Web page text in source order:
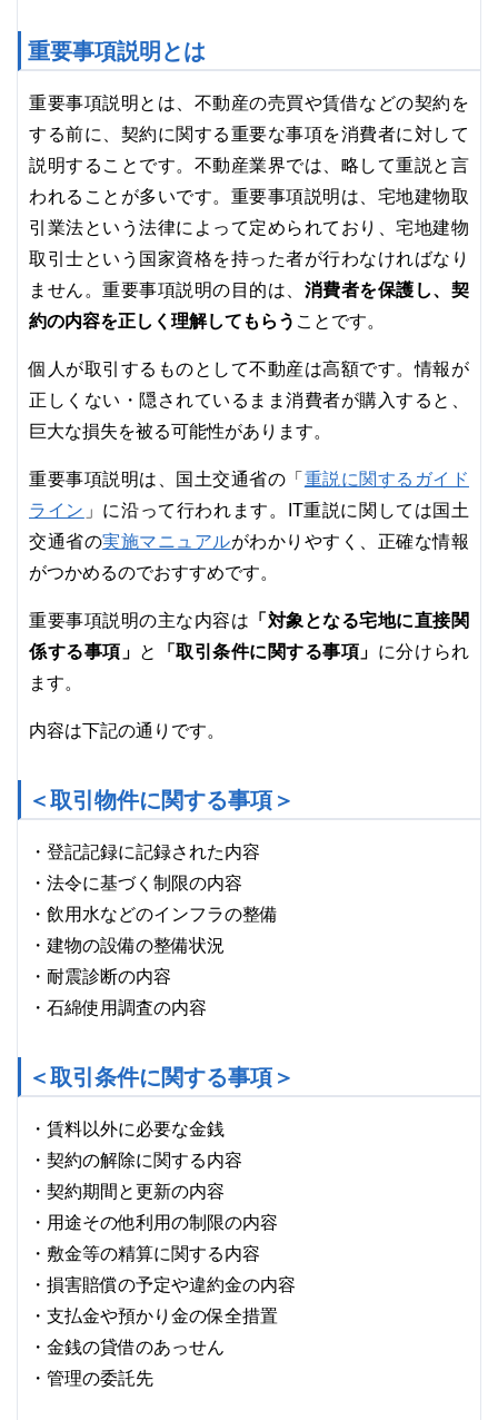
重要事項説明とは
重要事項説明とは、不動産の売買や賃借などの契約を
する前に、契約に関する重要な事項を消費者に対して
説明することです。不動産業界では、略して重説と言
われることが多いです。重要事項説明は、宅地建物取
引業法という法律によって定められており、宅地建物
取引士という国家資格を持った者が行わなければなり
ません。重要事項説明の目的は、 消費者を保護し、契
約の内容を正しく理解してもらう ことです。
個人が取引するものとして不動産は高額です。情報が
正しくない・隠されているまま消費者が購入すると、
巨大な損失を被る可能性があります。
重要事項説明は、国土交通省の「 重説に関するガイド
ライン 」に沿って行われます。IT重説に関しては国土
交通省の実施マニュアルがわかりやすく、正確な情報
がつかめるのでおすすめです。
重要事項説明の主な内容は 「対象となる宅地に直接関
係する事項」 と 「取引条件に関する事項」 に分けられ
ます。
内容は下記の通りです。
＜取引物件に関する事項＞
・登記記録に記録された内容
・法令に基づく制限の内容
・飲用水などのインフラの整備
・建物の設備の整備状況
・耐震診断の内容
・石綿使用調査の内容
＜取引条件に関する事項＞
・賃料以外に必要な金銭
・契約の解除に関する内容
・契約期間と更新の内容
・用途その他利用の制限の内容
・敷金等の精算に関する内容
・損害賠償の予定や違約金の内容
・支払金や預かり金の保全措置
・金銭の貸借のあっせん
・管理の委託先